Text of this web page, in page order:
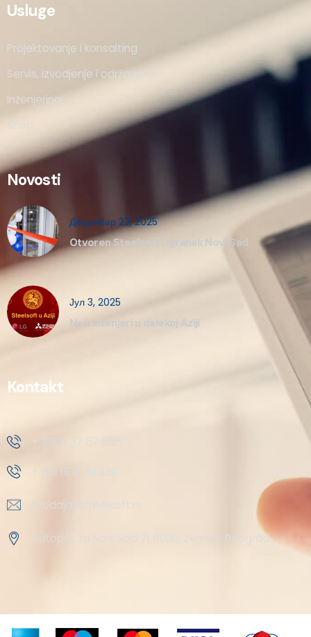
Usluge
Projektovanje i konsalting
Servis, izvodjenje i održavanje
Inženjering
Shop
Novosti
Децембар 23, 2025
Otvoren Steelsoft Ogranak Novi Sad
Јул 3, 2025
Naši inženjeri u dalekoj Aziji
Kontakt
+ 381 11 37 57 555
+ 381 18 41 51 230
prodaja@steelsoft.rs
Autoput za Novi Sad 71 11080, Zemun-Beograd